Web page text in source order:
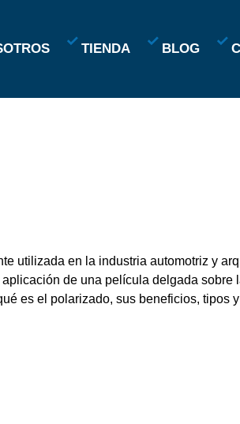
TIENDA BLOG
utilizada en la industria automotriz y
de una película delgada
es el polarizado, sus beneficios,